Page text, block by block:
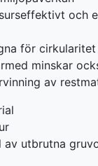
och
för
minskar
av
utbrutna